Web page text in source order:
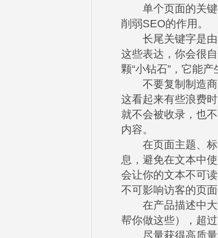
单个页面的关键
削弱SEO的作用。
长尾关键字是由4
这些表达，你会很
颗“小钻石”，它能
不要复制制造商
这看起来有些浪费
就不会被收录，也
内容。
在页面主题、标
息，避免在文本中
会让你的文本不可
不可影响访客的页
在产品描述中大
帮你做这些），超
尽量获得高质量